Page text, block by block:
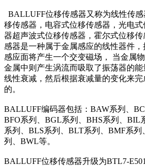
BALLUFF位移传感器又称为线性传
移传感器，电容式位移传感器，光电
器超声波式位移传感器，霍尔式位移
感器是一种属于金属感应的线性器件
感应面将产生一个交变磁场， 当金属
金属中则产生涡流而吸取了振荡器的
线性衰减，然后根据衰减量的变化来完
的。
BALLUFF编码器包括：BAW系列、
BFO系列、BGL系列、BHS系列、BIL
系列、BLS系列、BLT系列、BMF系列
列、BWL等。
BALLUFF位移传感器升级为BTL7-